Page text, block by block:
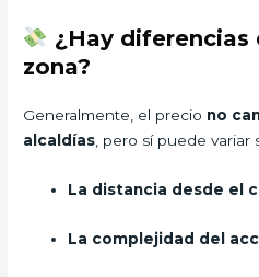
¿Hay diferencias
zona?
Generalmente, el precio no
alcaldías, pero sí puede variar
La distancia desde el
La complejidad del